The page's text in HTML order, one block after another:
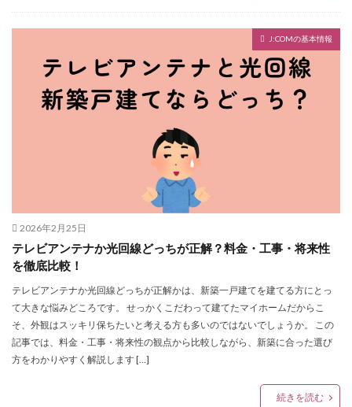
J:COMの基本情報
2026年2月25日
テレビアンテナか光回線どっちが正解？料金・工事・将来性
を徹底比較！
テレビアンテナか光回線どっちが正解かは、新築一戸建てを建てる方にとっ
て大きな悩みどころです。 せっかくこだわって建てたマイホームだからこ
そ、外観はスッキリ保ちたいと考える方も多いのではないでしょうか。 この
記事では、料金・工事・将来性の観点から比較しながら、新築に合った選び
方をわかりやすく解説します […]
続きを読む